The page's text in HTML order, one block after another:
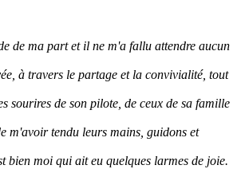
de ma part et il ne m'a fallu attendre aucun
à travers le partage et la convivialité, tout
sourires de son pilote, de ceux de sa famille
m'avoir tendu leurs mains, guidons et
bien moi qui ait eu quelques larmes de joie.